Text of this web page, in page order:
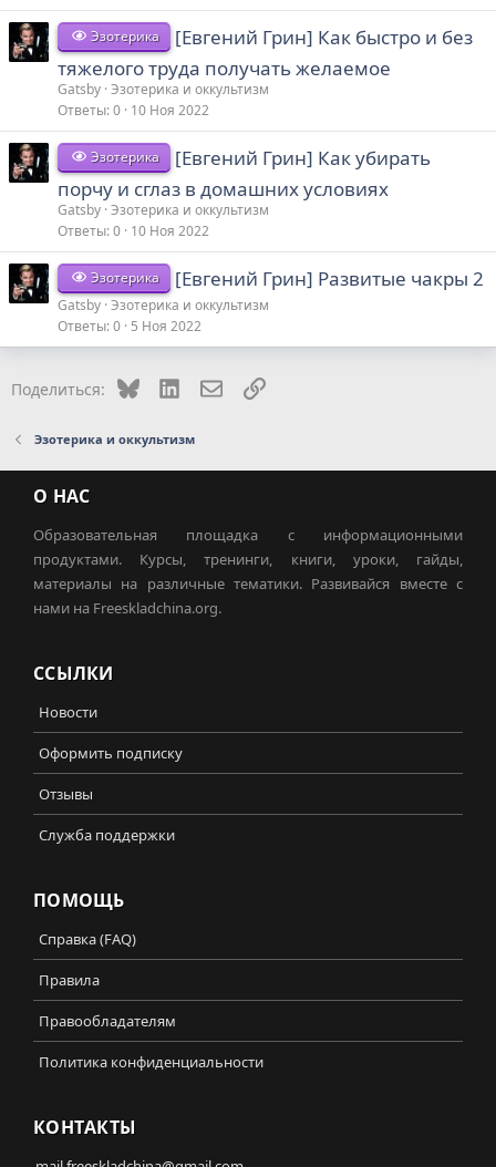
Эзотерика
[Евгений Грин] Как быстро и без
тяжелого труда получать желаемое
Gatsby Эзотерика и оккультизм
Ответы 0 10 Ноя 2022
Эзотерика
[Евгений Грин] Как убирать
порчу и сглаз в домашних условиях
Gatsby Эзотерика и оккультизм
Ответы 0 10 Ноя 2022
Эзотерика [Евгений Грин] Развитые чакры 2
Gatsby Эзотерика и оккультизм
Ответы 0 5 Ноя 2022
Поделиться: Bluesky LinkedInЭлектронная почта
Ссылка
Эзотерика и оккультизм
О НАС
Образовательная площадка с информационными
продуктами. Курсы, тренинги, книги, уроки, гайды,
материалы на различные тематики. Развивайся вместе с
нами на Freeskladchina.org.
ССЫЛКИ
Новости
Оформить подписку
Отзывы
Служба поддержки
ПОМОЩЬ
Справка (FAQ)
Правила
Правообладателям
Политика конфиденциальности
КОНТАКТЫ